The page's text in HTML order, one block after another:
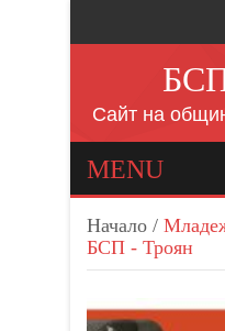
Сайт на
MENU
Начало /
БСП - Троян